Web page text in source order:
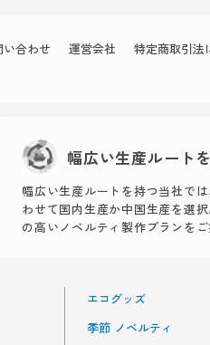
い合わせ 運営会社
特定商取引法
幅広い生産ルート
幅広い生産ルートを持つ当社で
わせて国内生産か中国生産を選
の高いノベルティ製作プランをご
エコグッズ
季節 ノベルティ